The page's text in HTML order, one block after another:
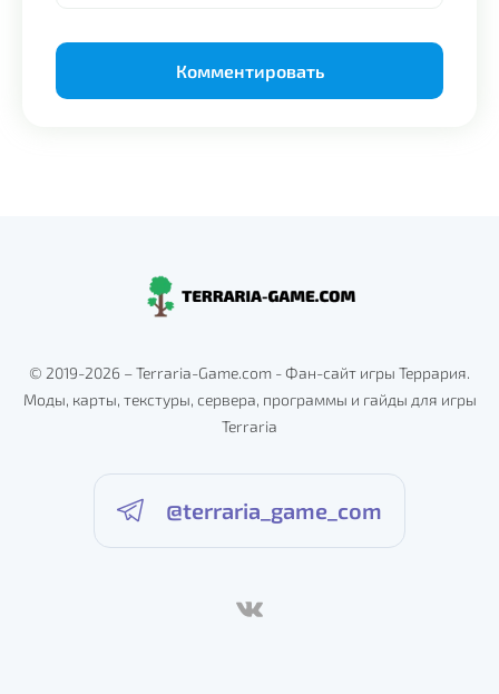
© 2019-2026 – Terraria-Game.com - Фан-сайт игры Террария.
Моды, карты, текстуры, сервера, программы и гайды для игры
Terraria
@terraria_game_com